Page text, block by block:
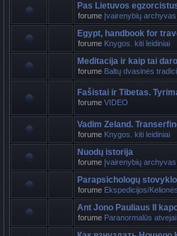
Pas Lietuvos
forume Įvairenybių archyvas
Egypt, handbook for
forume Knygos. kiti leidiniai
Meditacija ir kaip tai
forume Baltų dvasinės
Fašistai ir Tibetas.
forume VIDEO
Vadim Zeland.
forume Knygos. kiti leidiniai
Nuodų istorija
forume Įvairenybių archyvas
Parapsichologų
forume Ekspedicijos/
Ant Jono Pauliaus II
forume Paranormalūs